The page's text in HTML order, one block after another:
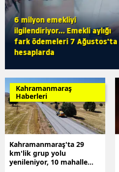
Teröristler teslim olmaya
devam ediyor... Hudutlarda
490 kişi yakalandı
Kahramanmaraş
Haberleri
Kahramanmaraş'ta 29
km'lik grup yolu
yenileniyor, 10 mahalle